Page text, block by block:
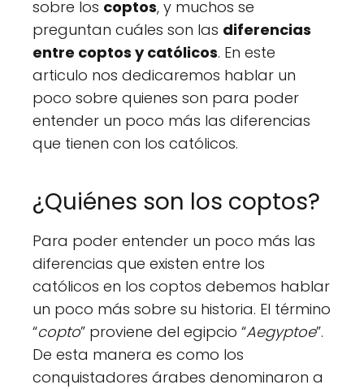
sobre los coptos, y muchos se
preguntan cuáles son las diferencias
entre coptos y católicos. En este
articulo nos dedicaremos hablar un
poco sobre quienes son para poder
entender un poco más las diferencias
que tienen con los católicos.
¿Quiénes son los coptos?
Para poder entender un poco más las
diferencias que existen entre los
católicos en los coptos debemos hablar
un poco más sobre su historia. El término
“copto” proviene del egipcio “Aegyptoe”.
De esta manera es como los
conquistadores árabes denominaron a